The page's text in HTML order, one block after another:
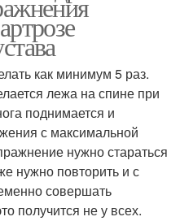
как минимум 5 раз.
лежа на спине при
поднимается и
с максимальной
нужно стараться
нужно повторить и с
совершать
получится не у всех.